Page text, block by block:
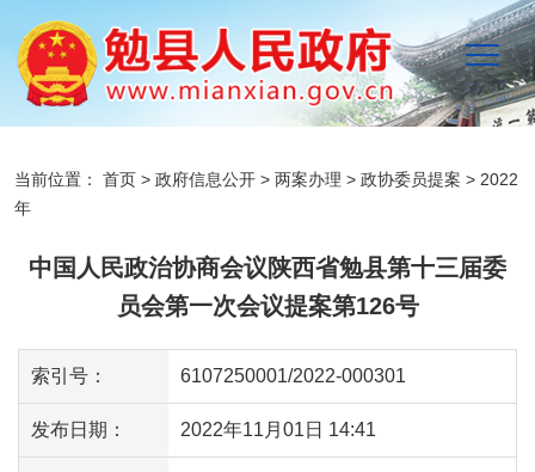
当前位置： 首页 > 政府信息公开 > 两案办理 > 政协委员提案 > 2022
年
中国人民政治协商会议陕西省勉县第十三届委
员会第一次会议提案第126号
索引号： 6107250001/2022-000301
发布日期： 2022年11月01日 14:41